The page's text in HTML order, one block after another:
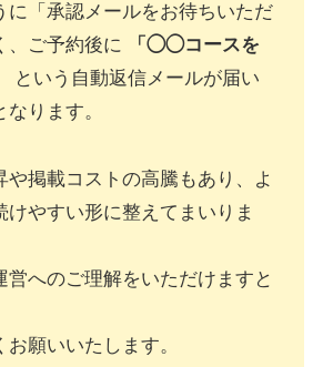
に「承認メールをお待ちいただ
、ご予約後に
「◯◯コースを
という自動返信メールが届い
ります。
や掲載コストの高騰もあり、よ
けやすい形に整えてまいりま
営へのご理解をいただけますと
願いいたします。